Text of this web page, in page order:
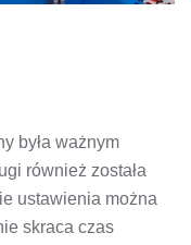
była ważnym
również została
ustawienia można
skraca czas